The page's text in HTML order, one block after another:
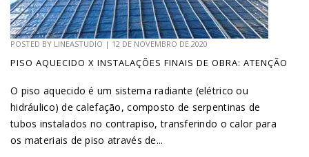
POSTED BY LINEASTUDIO | 12 DE NOVEMBRO DE 2020
PISO AQUECIDO X INSTALAÇÕES FINAIS DE OBRA: ATENÇÃO
O piso aquecido é um sistema radiante (elétrico ou
hidráulico) de calefação, composto de serpentinas de
tubos instalados no contrapiso, transferindo o calor para
os materiais de piso através de...